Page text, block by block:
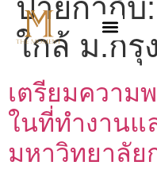
ป้ายกำกับ:
ใกล้ ม.กรุ
เตรียมความ
ในที่ทำงานแ
มหาวิทยาลัย